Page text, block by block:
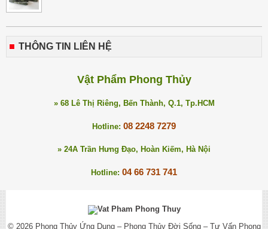
THÔNG TIN LIÊN HỆ
Vật Phẩm Phong Thủy
» 68 Lê Thị Riêng, Bến Thành, Q.1, Tp.HCM
Hotline: 08 2248 7279
» 24A Trần Hưng Đạo, Hoàn Kiếm, Hà Nội
Hotline: 04 66 731 741
© 2026 Phong Thủy Ứng Dụng – Phong Thủy Đời Sống – Tư Vấn Phong